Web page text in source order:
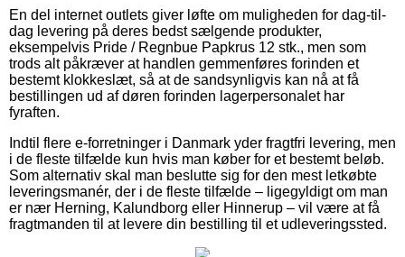
En del internet outlets giver løfte om muligheden for dag-til-
dag levering på deres bedst sælgende produkter,
eksempelvis Pride / Regnbue Papkrus 12 stk., men som
trods alt påkræver at handlen gemmenføres forinden et
bestemt klokkeslæt, så at de sandsynligvis kan nå at få
bestillingen ud af døren forinden lagerpersonalet har
fyraften.
Indtil flere e-forretninger i Danmark yder fragtfri levering, men
i de fleste tilfælde kun hvis man køber for et bestemt beløb.
Som alternativ skal man beslutte sig for den mest letkøbte
leveringsmanér, der i de fleste tilfælde – ligegyldigt om man
er nær Herning, Kalundborg eller Hinnerup – vil være at få
fragtmanden til at levere din bestilling til et udleveringssted.